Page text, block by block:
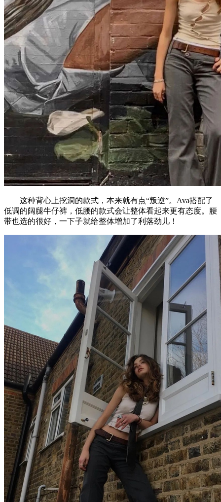
这种背心上挖洞的款式，本来就有点“叛逆”。Ava搭配了
低调的阔腿牛仔裤，低腰的款式会让整体看起来更有态度。腰
带也选的很好，一下子就给整体增加了利落劲儿！